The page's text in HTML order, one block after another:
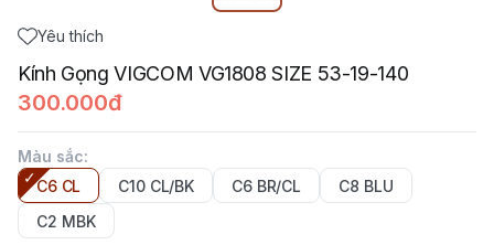
Yêu thích
Kính Gọng VIGCOM VG1808 SIZE 53-19-140
300.000đ
Màu sắc:
C6 CL
C10 CL/BK C6 BR/CL
C8 BLU
C2 MBK